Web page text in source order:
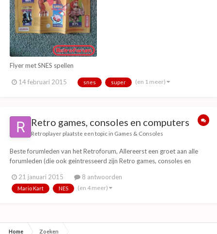
Flyer met SNES spellen
14 februari 2015 snes super (en 1 meer)
Retro games, consoles en computers
Retroplayer plaatste een topic in Games & Consoles
Beste forumleden van het Retroforum, Allereerst een groet aan alle
forumleden (die ook geintresseerd zijn Retro games, consoles en
Ik ben op dit forum terechtgekomen door een video van het
retroforum waarbij zijn aanwezig w...
21 januari 2015 8 antwoorden
Mario Kart NES (en 4 meer)
Home Zoeken